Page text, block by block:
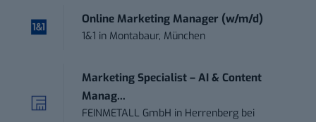
Online Marketing Manager (w/m/d)
1&1 in Montabaur, München
Marketing Specialist – AI & Content
Manag...
FEINMETALL GmbH in Herrenberg bei